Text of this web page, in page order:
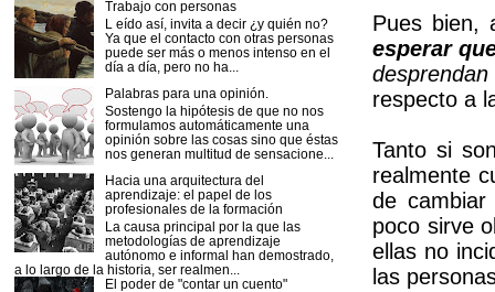
Pues bien,
esperar
respecto a
Tanto si
realmente
de
poco sirve
ellas no
las
Trabajo con personas
L eído así, invita a decir ¿y quién no?
Ya que el contacto con otras personas
puede ser más o menos intenso en el
día a día, pero no ha...
Palabras para una opinión.
Sostengo la hipótesis de que no nos
formulamos automáticamente una
opinión sobre las cosas sino que éstas
nos generan multitud de sensacione...
Hacia una arquitectura del
aprendizaje: el papel de los
profesionales de la formación
La causa principal por la que las
metodologías de aprendizaje
autónomo e informal han demostrado,
a lo largo de la historia, ser realmen...
El poder de "contar un cuento"